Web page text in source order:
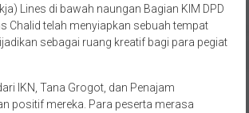
Lines di bawah naungan Bagian KIM DPD
Chalid telah menyiapkan sebuah tempat
sebagai ruang kreatif bagi para pegiat
IKN, Tana Grogot, dan Penajam
positif mereka. Para peserta merasa